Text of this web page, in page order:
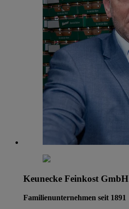
Keunecke Feinkost GmbH
Familienunternehmen seit 1891